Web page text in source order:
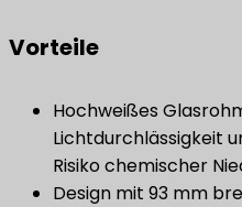
Vorteile
Hochweißes
Lichtdurchlässigkeit
Risiko chemischer
Design mit 93 mm